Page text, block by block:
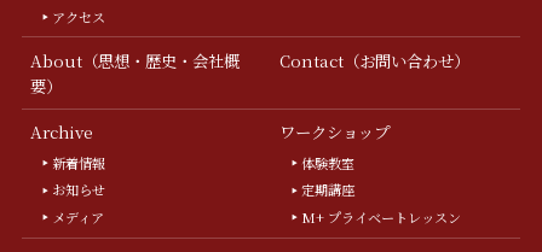
アクセス
About（思想・歴史・会社概
要）
Contact（お問い合わせ）
Archive
新着情報
お知らせ
メディア
ワークショップ
体験教室
定期講座
M+ プライベートレッスン